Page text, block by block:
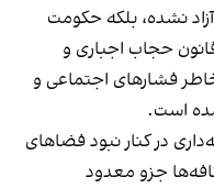
نشده، بلکه حکومت
حجاب اجباری و
فشارهای اجتماعی و
است.
در کنار نبود فضاهای
جزو معدود